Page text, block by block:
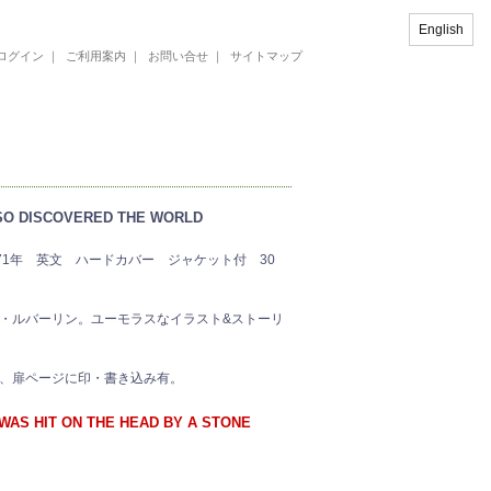
グイン ｜ ご利用案内 ｜ お問い合せ ｜ サイトマップ
DISCOVERED THE WORLD
年 英文 ハードカバー ジャケット付 30
ルバーリン。ユーモラスなイラスト&ストーリ
ページに印・書き込み有。
HIT ON THE HEAD BY A STONE
English